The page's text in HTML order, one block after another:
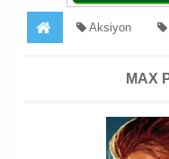
Aksiyon
MAX